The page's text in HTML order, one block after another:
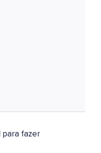
para fazer